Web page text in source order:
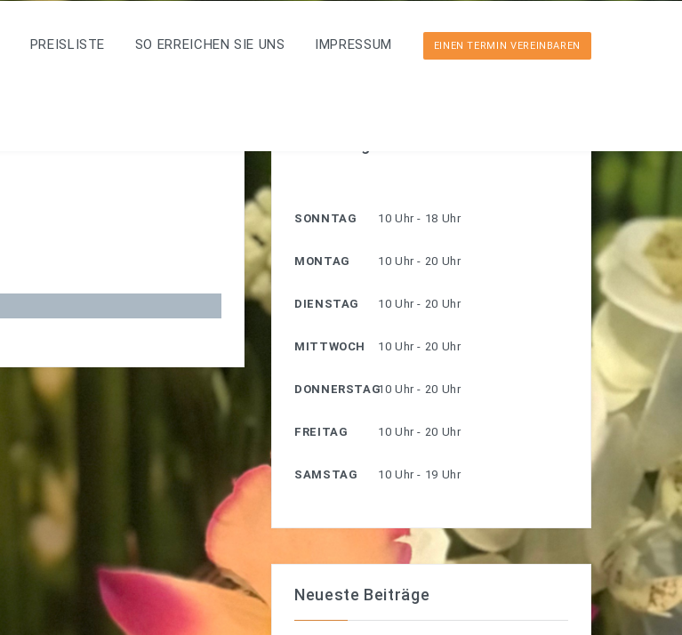
PREISLISTE SO ERREICHEN SIE UNS IMPRESSUM EINEN TERMIN VEREINBAREN
SONNTAG 10 Uhr - 18 Uhr
MONTAG 10 Uhr - 20 Uhr
DIENSTAG 10 Uhr - 20 Uhr
MITTWOCH 10 Uhr - 20 Uhr
DONNERSTAG10 Uhr - 20 Uhr
FREITAG 10 Uhr - 20 Uhr
SAMSTAG 10 Uhr - 19 Uhr
Neueste Beiträge